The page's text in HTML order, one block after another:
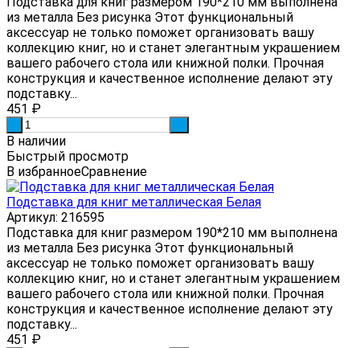
из металла Без рисунка Этот функциональный
аксессуар не только поможет организовать вашу
коллекцию книг, но и станет элегантным украшением
вашего рабочего стола или книжной полки. Прочная
конструкция и качественное исполнение делают эту
подставку...
451 ₽
В наличии
Быстрый просмотр
В избранноеСравнение
Подставка для книг металлическая Белая
Артикул: 216595
Подставка для книг размером 190*210 мм выполнена
из металла Без рисунка Этот функциональный
аксессуар не только поможет организовать вашу
коллекцию книг, но и станет элегантным украшением
вашего рабочего стола или книжной полки. Прочная
конструкция и качественное исполнение делают эту
подставку...
451 ₽